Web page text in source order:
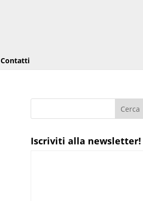
Contatti
Iscriviti alla newsletter!